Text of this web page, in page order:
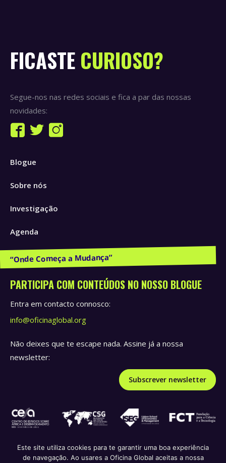
FICASTE CURIOSO?
Segue-nos nas redes sociais e fica a par das nossas
novidades:
Find us on:
Facebook
opens
new
Twitter
new
Instagram
Blogue
Sobre nós
Investigação
Agenda
Publicações e Recursos
PARTICIPA COM CONTEÚDOS NO NOSSO BLOGUE
Entra em contacto connosco:
info@oficinaglobal.org
Não deixes que te escape nada. Assine já a nossa
newsletter:
Subscrever newsletter
Este site utiliza cookies para te garantir uma boa experiência
de navegação. Ao usares a Oficina Global aceitas a nossa